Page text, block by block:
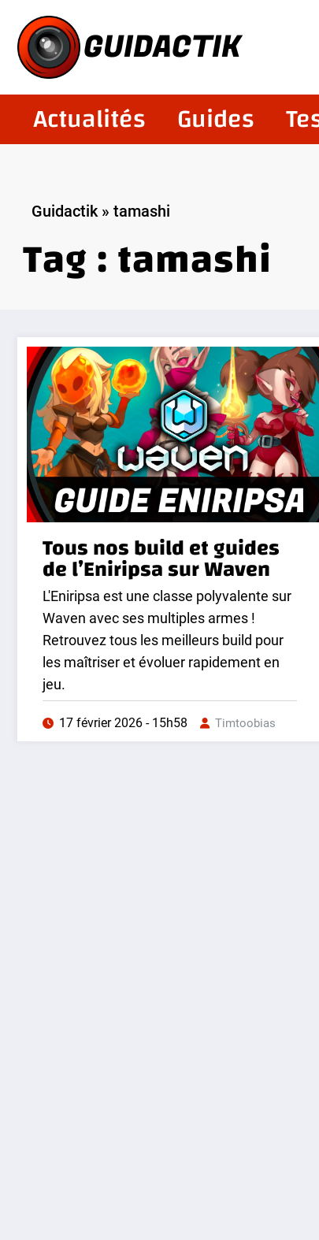
contenu
GUIDACTIK
Actualités Guides
Guidactik» tamashi
Tag : tamashi
Tous nos build et guides
de l’Eniripsa sur Waven
L'Eniripsa est une classe polyvalente sur
Waven avec ses multiples armes !
Retrouvez tous les meilleurs build pour
les maîtriser et évoluer rapidement en
jeu.
17 février 2026 - 15h58 Timtoobias